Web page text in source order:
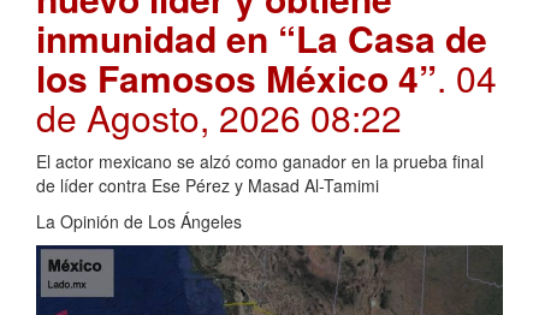
inmunidad en “La Casa de
los Famosos México 4”. 04
de Agosto, 2026 08:22
El actor mexicano se alzó como ganador en la prueba final
de líder contra Ese Pérez y Masad Al-Tamimi
La Opinión de Los Ángeles